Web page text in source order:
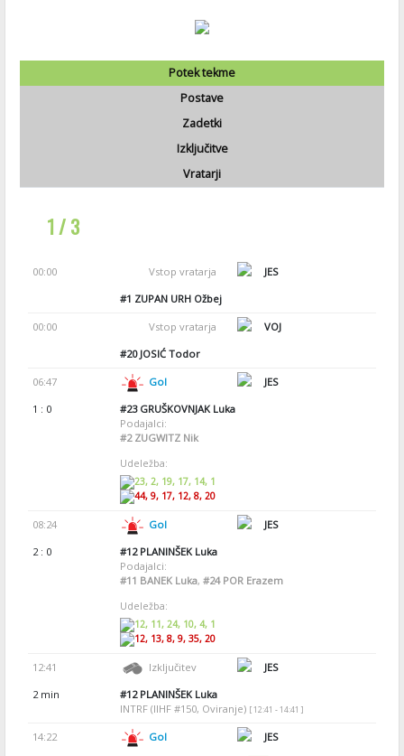
Potek tekme
Postave
Zadetki
Izključitve
Vratarji
1 / 3
00:00 Vstop vratarja
JES
#1 ZUPAN URH Ožbej
00:00 Vstop vratarja
VOJ
#20JOSIĆ Todor
06:47 Gol
JES
1 : 0
#23GRUŠKOVNJAK Luka
Podajalci:
#2ZUGWITZ Nik
Udeležba:
23, 2, 19, 17, 14, 1
44, 9, 17, 12, 8, 20
08:24 Gol
JES
2 : 0
#12PLANINŠEK Luka
Podajalci:
#11 BANEK Luka, #24POR Erazem
Udeležba:
12, 11, 24, 10, 4, 1
12, 13, 8, 9, 35, 20
12:41 Izključitev
JES
2 min
#12PLANINŠEK Luka
INTRF (IIHF #150, Oviranje) [ 12:41 - 14:41 ]
14:22 Gol
JES